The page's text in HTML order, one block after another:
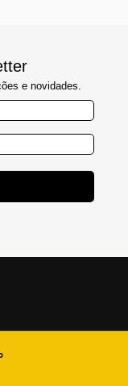
e novidades.